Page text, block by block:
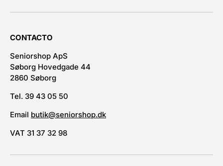
CONTACTO
Seniorshop ApS
Søborg Hovedgade 44
2860 Søborg
Tel. 39 43 05 50
Email butik@seniorshop.dk
VAT 31 37 32 98